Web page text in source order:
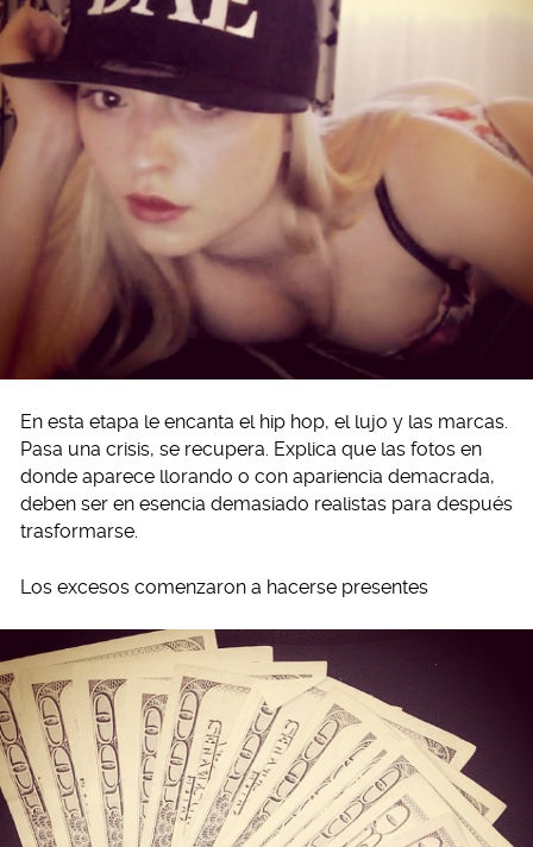
En esta etapa le encanta el hip hop, el lujo y las marcas.
Pasa una crisis, se recupera. Explica que las fotos en
donde aparece llorando o con apariencia demacrada,
deben ser en esencia demasiado realistas para después
trasformarse.
Los excesos comenzaron a hacerse presentes